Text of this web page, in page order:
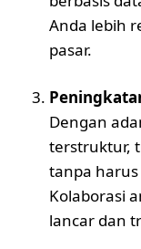
Anda lebih
pasar.
Dengan
terstruktur,
tanpa
Kolaborasi
lancar dan